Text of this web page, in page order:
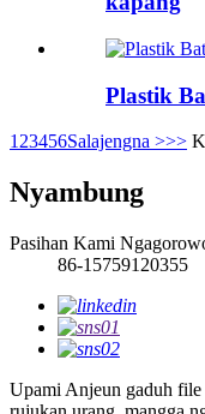
Plastik
123456Salajengna >>>
Nyambung
Pasihan Kami
86-15759120355
Upami Anjeun gaduh